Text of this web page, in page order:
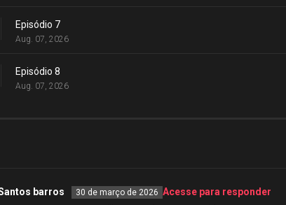
Episódio 7
Aug. 07, 2026
Episódio 8
Aug. 07, 2026
barros 30 de março de 2026 Acesse para responder